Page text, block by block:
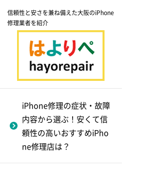
信頼性と安さを兼ね備えた大阪のiPhone
修理業者を紹介
iPhone修理の症状・故障
内容から選ぶ！安くて信
頼性の高いおすすめiPho
ne修理店は？
フロントガラス割れ（画
フロントガラス割れ修
理対応のiPhone民間修
理業者
～梅田編～
モバイル修理.jp
スマホPit-in
godhandfix
大阪市にてiphone修理が
心斎橋周辺にてiphone
修理を行っている業者
一覧
正規店と非正規店どっち
非正規は危険？安心でき
る修理店を選ぶ方法
修理費用
バックアップをとる方法
依頼別の準備方法
iPhone12 ProMax
iPhone12 Pro
iPhone12 mini